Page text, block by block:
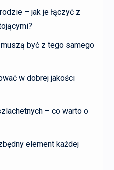
– jak je łączyć z
być z tego samego
w dobrej jakości
– co warto o
element każdej